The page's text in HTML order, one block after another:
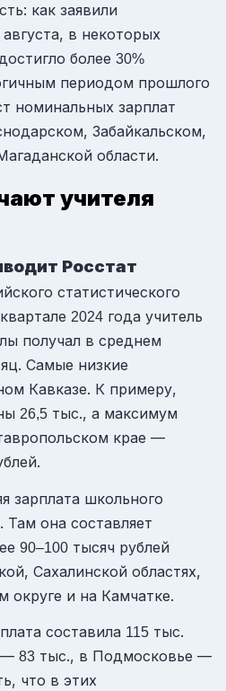
как заявили
в некоторых
более 30%
периодом прошлого
номинальных зарплат
Забайкальском,
области.
учителя
Росстат
статистического
2024 года учитель
получал в среднем
Самые низкие
Кавказе. К примеру,
26,5 тыс., а максимум
крае —
зарплата школьного
она составляет
90–100 тысяч рублей
Сахалинской областях,
и на Камчатке.
составила 115 тыс.
— 83 тыс., в Подмосковье —
что в этих